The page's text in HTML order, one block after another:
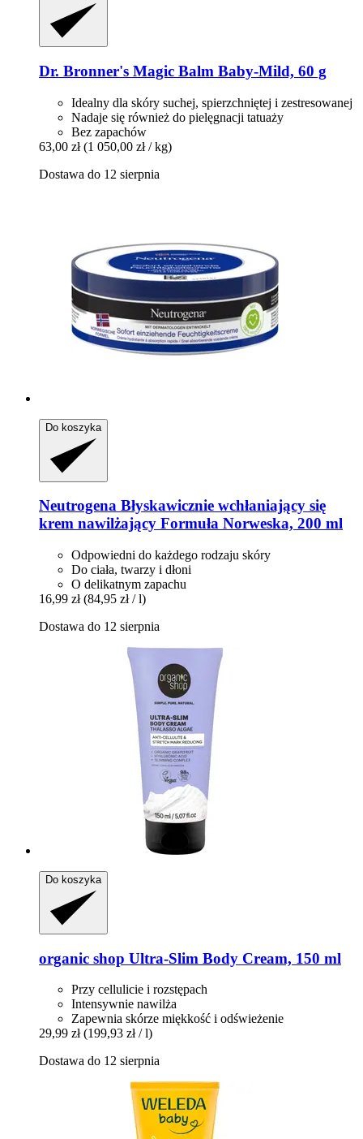
Dr. Bronner's Magic Balm Baby-​Mild, 60 g
Idealny dla skóry suchej, spierzchniętej i zestresowanej
Nadaje się również do pielęgnacji tatuaży
Bez zapachów
63,00 zł (1 050,00 zł / kg)
Dostawa do 12 sierpnia
Do koszyka
Neutrogena Błyskawicznie wchłaniający się
krem nawilżający Formuła Norweska, 200 ml
Odpowiedni do każdego rodzaju skóry
Do ciała, twarzy i dłoni
O delikatnym zapachu
16,99 zł (84,95 zł / l)
Dostawa do 12 sierpnia
Do koszyka
organic shop Ultra-​Slim Body Cream, 150 ml
Przy cellulicie i rozstępach
Intensywnie nawilża
Zapewnia skórze miękkość i odświeżenie
29,99 zł (199,93 zł / l)
Dostawa do 12 sierpnia